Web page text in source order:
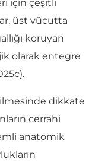
için çeşitli
üst vücutta
koruyan
olarak entegre
dikkate
cerrahi
anatomik